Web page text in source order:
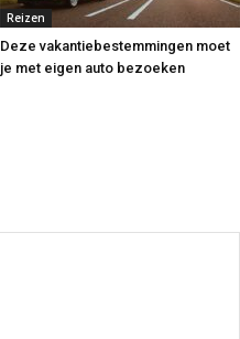
Reizen
Deze vakantiebestemmingen moet
je met eigen auto bezoeken